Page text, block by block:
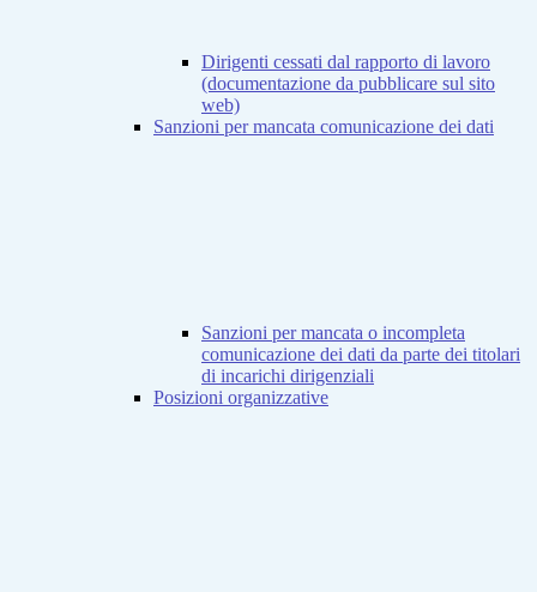
Dirigenti cessati dal rapporto di lavoro
(documentazione da pubblicare sul sito
web)
Sanzioni per mancata comunicazione dei dati
Sanzioni per mancata o incompleta
comunicazione dei dati da parte dei titolari
di incarichi dirigenziali
Posizioni organizzative